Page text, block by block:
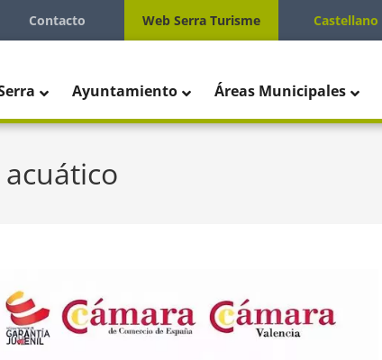
Contacto Web Serra Turisme Castellano
Ayuntamiento Áreas Municipales